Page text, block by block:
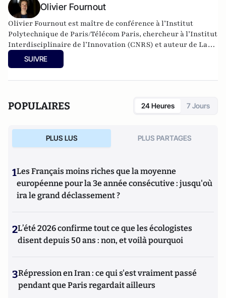
Olivier Fournout
Olivier Fournout est maître de conférence à l’Institut
Polytechnique de Paris/Télécom Paris, chercheur à l’Institut
Interdisciplinaire de l’Innovation (CNRS) et auteur de La
trumpisation du monde, pourquoi le monde adore Trump y
compris ceux qui le détestent, Bord de l’Eau, 2020.
SUIVRE
POPULAIRES 24 Heures 7 Jours
PLUS LUS PLUS PARTAGES
1Les Français moins riches que la moyenne
européenne pour la 3e année consécutive : jusqu'où
ira le grand déclassement ?
2L’été 2026 confirme tout ce que les écologistes
disent depuis 50 ans : non, et voilà pourquoi
3Répression en Iran : ce qui s'est vraiment passé
pendant que Paris regardait ailleurs